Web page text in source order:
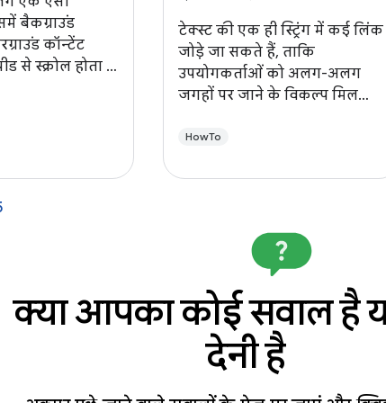
बैकग्राउंड
कॉन्टेंट
से स्क्रोल होता है.
के यूज़र इंटरफ़ेस
ज़्यादा
टेक्स्ट की एक ही स्ट्रिंग में कई लिंक
जोड़े जा सकते हैं, ताकि
उपयोगकर्ताओं को अलग-अलग
जगहों पर जाने के विकल्प मिल
HowTo
क्या आपका कोई सवाल है
देनी है